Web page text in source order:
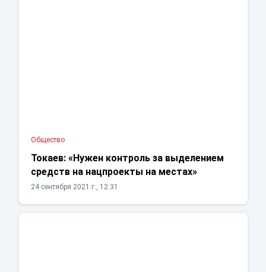
Общество
Токаев: «Нужен контроль за выделением
средств на нацпроекты на местах»
24 сентября 2021 г., 12:31